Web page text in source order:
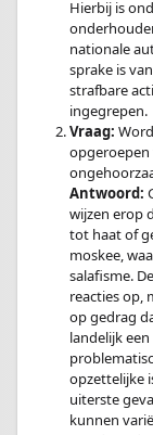
Hierbij is
nationale
sprake is
strafbare
ingegrepen.
Vraag:
Antwoord:
wijzen erop
tot haat of
moskee,
salafisme.
reacties op,
op gedrag
landelijk
opzettelijke
uiterste
kunnen